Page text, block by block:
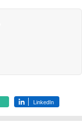
LinkedIn